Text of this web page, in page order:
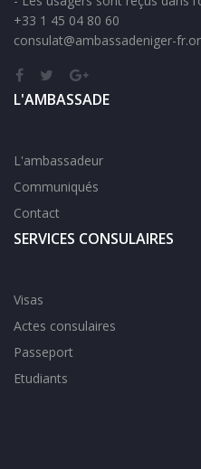
+33 1 45 04 80 60
consulat@ambassadeniger-
L'AMBASSADE
L'ambassadeur
Communiqués
Contact
SERVICES CONSULAIRES
Visas
Actes consulaires
Passeport
Etudiants